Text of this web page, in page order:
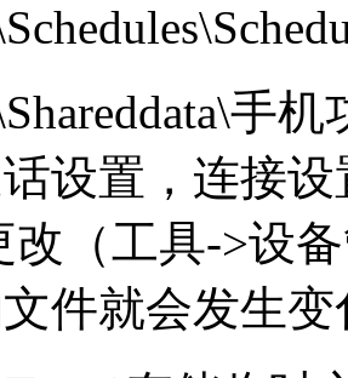
手
设置，连接
（工具->设备
件就会发生变